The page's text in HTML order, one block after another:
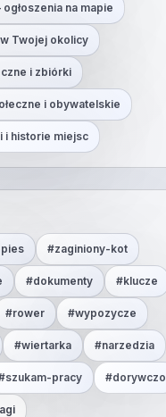
ogłoszenia na mapie
Twojej okolicy
i zbiórki
i obywatelskie
i historie miejsc
#zaginiony-kot
#dokumenty #klucze
#rower #wypozycze
#wiertarka #narzedzia
szukam-pracy #dorywczo